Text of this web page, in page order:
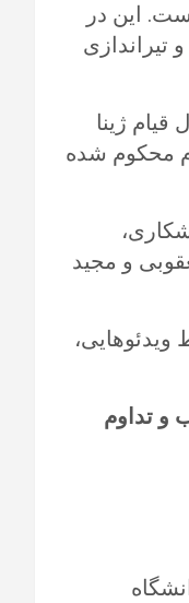
این در
قیام ژینا
محکوم شده
و مجید
و تداوم